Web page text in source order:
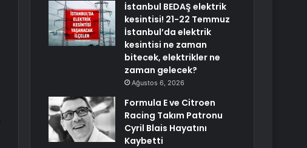
İstanbul BEDAŞ elektrik
kesintisi! 21-22 Temmuz
İstanbul’da elektrik
kesintisi ne zaman
bitecek, elektrikler ne
zaman gelecek?
Ağustos 6, 2026
Formula E ve Citroen
Racing Takım Patronu
Cyril Blais Hayatını
Kaybetti